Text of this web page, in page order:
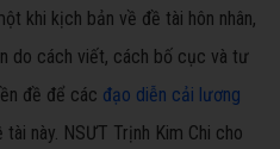
khi kịch bản về đề tài hôn nhân,
do cách viết, cách bố cục và tư
đề để các đạo diễn cải lương
này. NSƯT Trịnh Kim Chi cho